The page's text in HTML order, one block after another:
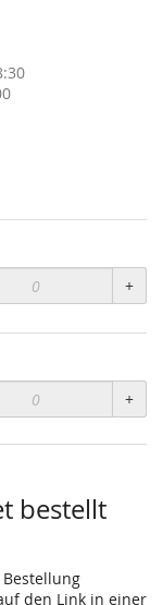
+
+
bestellt
den Link in einer